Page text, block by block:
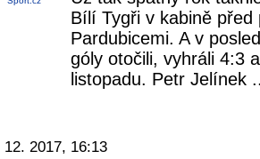
Bílí Tygři v kabině
Pardubicemi. A v
góly otočili, vyhráli 4:3
listopadu. Petr Jelínek
12. 2017, 16:13